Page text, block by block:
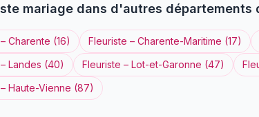
mariage dans d'autres départements
– Charente (16) Fleuriste – Charente-Maritime (17)
– Landes (40) Fleuriste – Lot-et-Garonne (47)
– Haute-Vienne (87)